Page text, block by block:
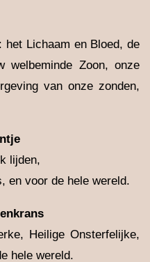
het Lichaam en Bloed, de
welbeminde Zoon, onze
van onze zonden,
lijden,
en voor de hele wereld.
Heilige Onsterfelijke,
hele wereld.